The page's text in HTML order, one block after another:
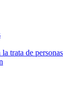
trata de personas